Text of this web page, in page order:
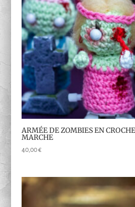
ARMÉE DE ZOMBIES EN
MARCHE
40,00€